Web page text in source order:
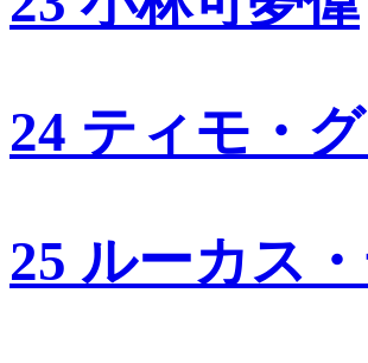
24 ティモ・
25 ルーカス